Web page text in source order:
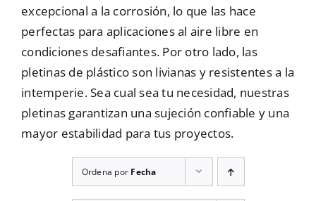
Contacto
excepcional a la corrosión, lo que las hace
perfectas para aplicaciones al aire libre en
condiciones desafiantes. Por otro lado, las
pletinas de plástico son livianas y resistentes a la
intemperie. Sea cual sea tu necesidad, nuestras
pletinas garantizan una sujeción confiable y una
mayor estabilidad para tus proyectos.
Ordena por Fecha